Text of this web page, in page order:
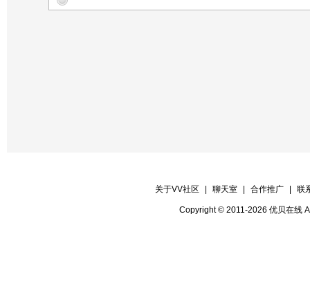
关于VV社区 聊天室 合作推广 联
Copyright © 2011-2026 优贝在线